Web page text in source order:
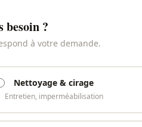
besoin ?
à votre demande.
Nettoyage & cirage
Entretien, imperméabilisation